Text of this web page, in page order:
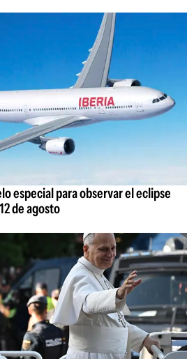
especial para observar el eclipse
de agosto